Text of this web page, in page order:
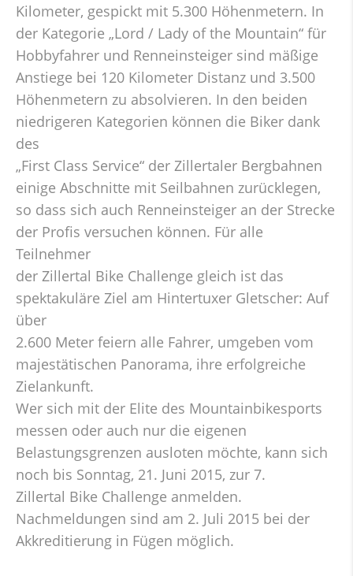
Kilometer, gespickt mit 5.300 Höhenmetern. In
der Kategorie „Lord / Lady of the Mountain“ für
Hobbyfahrer und Renneinsteiger sind mäßige
Anstiege bei 120 Kilometer Distanz und 3.500
Höhenmetern zu absolvieren. In den beiden
niedrigeren Kategorien können die Biker dank
des
„First Class Service“ der Zillertaler Bergbahnen
einige Abschnitte mit Seilbahnen zurücklegen,
so dass sich auch Renneinsteiger an der Strecke
der Profis versuchen können. Für alle
Teilnehmer
der Zillertal Bike Challenge gleich ist das
spektakuläre Ziel am Hintertuxer Gletscher: Auf
über
2.600 Meter feiern alle Fahrer, umgeben vom
majestätischen Panorama, ihre erfolgreiche
Zielankunft.
Wer sich mit der Elite des Mountainbikesports
messen oder auch nur die eigenen
Belastungsgrenzen ausloten möchte, kann sich
noch bis Sonntag, 21. Juni 2015, zur 7.
Zillertal Bike Challenge anmelden.
Nachmeldungen sind am 2. Juli 2015 bei der
Akkreditierung in Fügen möglich.